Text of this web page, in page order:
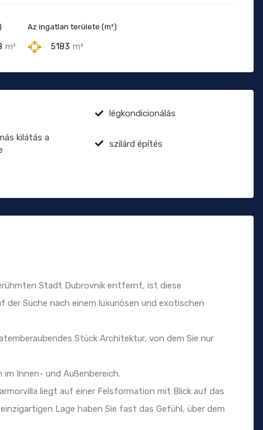
m²
Az ingatlan területe (m²)
5183 m²
légkondicionálás
kilátás a
szilárd építés
Stadt Dubrovnik entfernt, ist diese
der Suche nach einem luxuriösen und exotischen
Stück Architektur, von dem Sie nur
Innen- und Außenbereich.
liegt auf einer Felsformation mit Blick auf das
Lage haben Sie fast das Gefühl, über dem